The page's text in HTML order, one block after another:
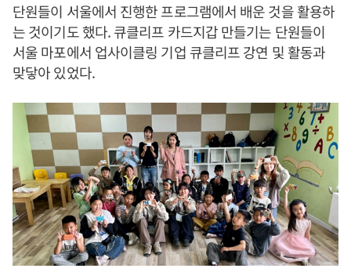
단원들이 서울에서 진행한 프로그램에서 배운 것을 활용하
는 것이기도 했다. 큐클리프 카드지갑 만들기는 단원들이
서울 마포에서 업사이클링 기업 큐클리프 강연 및 활동과
맞닿아 있었다.